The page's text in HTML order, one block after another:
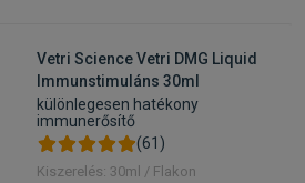
Vetri Science Vetri DMG Liquid
Immunstimuláns 30ml
különlegesen hatékony
immunerősítő
(61)
Kiszerelés: 30ml / Flakon